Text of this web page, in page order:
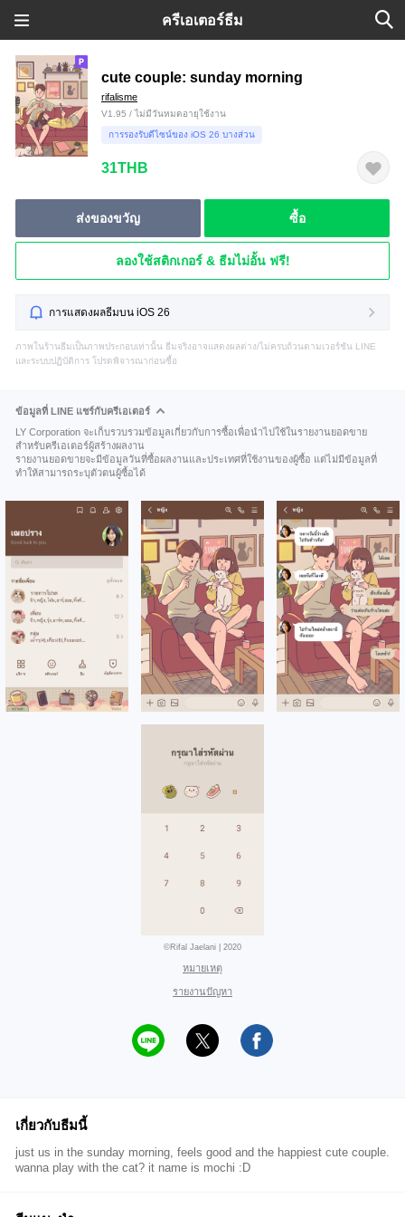
ครีเอเตอร์ธีม
cute couple: sunday morning
rifalisme
V1.95 / ไม่มีวันหมดอายุใช้งาน
การรองรับดีไซน์ของ iOS 26 บางส่วน
31THB
ส่งของขวัญ ซื้อ
ลองใช้สติกเกอร์ & ธีมไม่อั้น ฟรี!
การแสดงผลธีมบน iOS 26
ภาพในร้านธีมเป็นภาพประกอบเท่านั้น ธีมจริงอาจแสดงผลต่าง/ไม่ครบถ้วนตามเวอร์ชัน LINE
และระบบปฏิบัติการ โปรดพิจารณาก่อนซื้อ
ข้อมูลที่ LINE แชร์กับครีเอเตอร์
LY Corporation จะเก็บรวบรวมข้อมูลเกี่ยวกับการซื้อเพื่อนำไปใช้ในรายงานยอดขาย
สำหรับครีเอเตอร์ผู้สร้างผลงาน
รายงานยอดขายจะมีข้อมูลวันที่ซื้อผลงานและประเทศที่ใช้งานของผู้ซื้อ แต่ไม่มีข้อมูลที่
ทำให้สามารถระบุตัวตนผู้ซื้อได้
©Rifal Jaelani | 2020
หมายเหตุ
รายงานปัญหา
เกี่ยวกับธีมนี้
just us in the sunday morning, feels good and the happiest cute couple.
wanna play with the cat? it name is mochi :D